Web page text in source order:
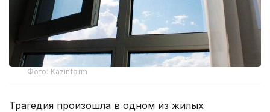
Фото: Kazinform
Трагедия произошла в одном из жилых